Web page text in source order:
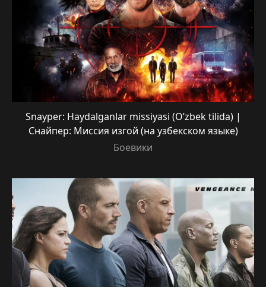
Snayper: Haydalganlar missiyasi (O’zbek tilida) |
Снайпер: Миссия изгой (на узбекском языке)
Боевики